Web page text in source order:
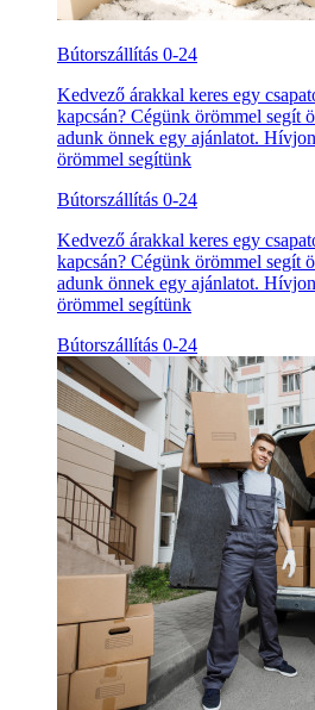
Bútorszállítás 0-24
Kedvező árakkal keres egy
kapcsán? Cégünk örömmel segít
adunk önnek egy ajánlatot.
örömmel segítünk
Bútorszállítás 0-24
Kedvező árakkal keres egy
kapcsán? Cégünk örömmel segít
adunk önnek egy ajánlatot.
örömmel segítünk
Bútorszállítás 0-24